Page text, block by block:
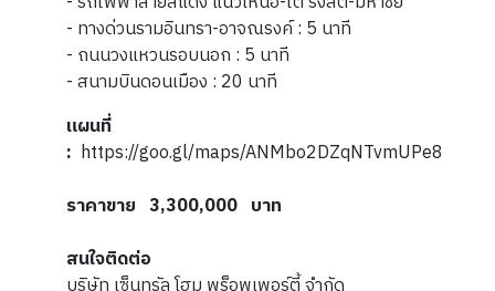
- ทางด่วนรามอินทรา-อาจณรงค์ : 5 นาที
- ถนนวงแหวนรอบนอก : 5 นาที
- สนามบินดอนเมือง : 20 นาที
แผนที่
: https://goo.gl/maps/ANMbo2DZqNTvmUPe8
ราคาขาย 3,300,000 บาท
สนใจติดต่อ